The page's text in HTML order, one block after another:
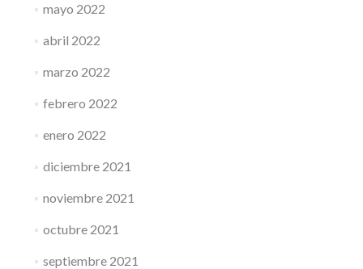
mayo 2022
abril 2022
marzo 2022
febrero 2022
enero 2022
diciembre 2021
noviembre 2021
octubre 2021
septiembre 2021